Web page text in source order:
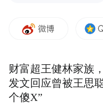
财富超王健林家族
发文回应曾被王思
个傻X”